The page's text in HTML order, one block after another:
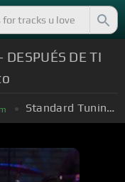
DE TI
m Standard Tuning (EADGBE)